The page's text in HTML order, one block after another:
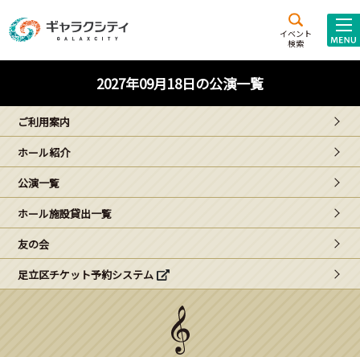
イベント
検索
施設案内
西新井
文化ホール
ギャラクシティとは
こどもみーてぃんぐ
Gがくえん
ブランドからのお知らせ
2027年09月18日の公演一覧
ご利用案内
ホール紹介
公演一覧
ホール施設貸出一覧
友の会
足立区チケット予約システム